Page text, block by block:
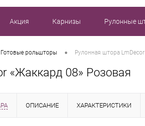
Акция Карнизы Рулонные
Готовые рольшторы • Рулонная штора
«Жаккард 08» Розовая
ОПИСАНИЕ ХАРАКТЕРИСТИКИ